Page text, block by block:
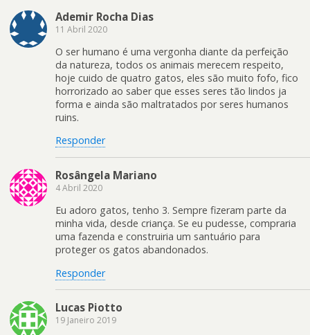
Ademir Rocha Dias
11 Abril 2020
O ser humano é uma vergonha diante da perfeição
da natureza, todos os animais merecem respeito,
hoje cuido de quatro gatos, eles são muito fofo, fico
horrorizado ao saber que esses seres tão lindos ja
forma e ainda são maltratados por seres humanos
ruins.
Responder
Rosângela Mariano
4 Abril 2020
Eu adoro gatos, tenho 3. Sempre fizeram parte da
minha vida, desde criança. Se eu pudesse, compraria
uma fazenda e construiria um santuário para
proteger os gatos abandonados.
Responder
Lucas Piotto
19 Janeiro 2019